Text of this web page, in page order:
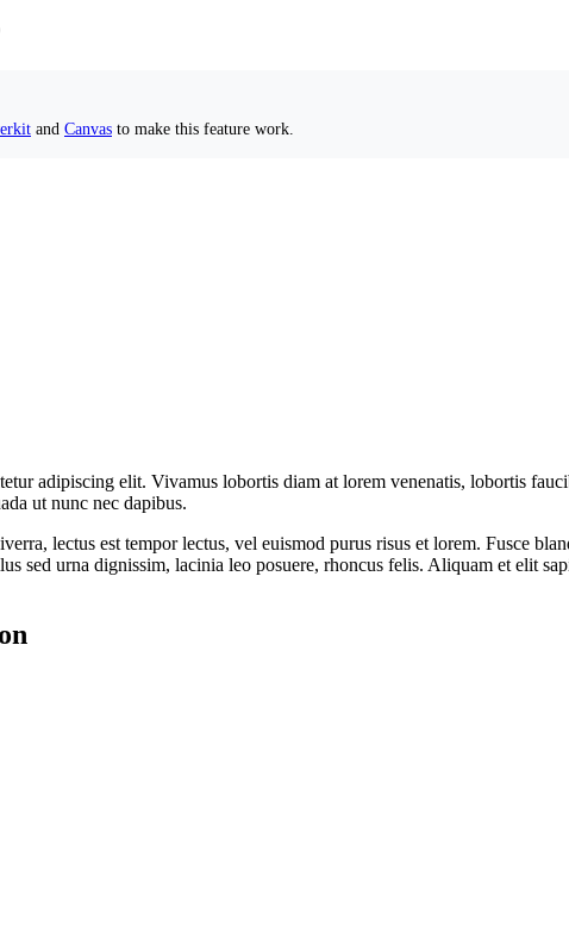
and Canvas to make this feature work.
adipiscing elit. Vivamus lobortis diam at lorem venenatis, lobortis
ut nunc nec dapibus.
lectus est tempor lectus, vel euismod purus risus et lorem. Fusce
sed urna dignissim, lacinia leo posuere, rhoncus felis. Aliquam et elit